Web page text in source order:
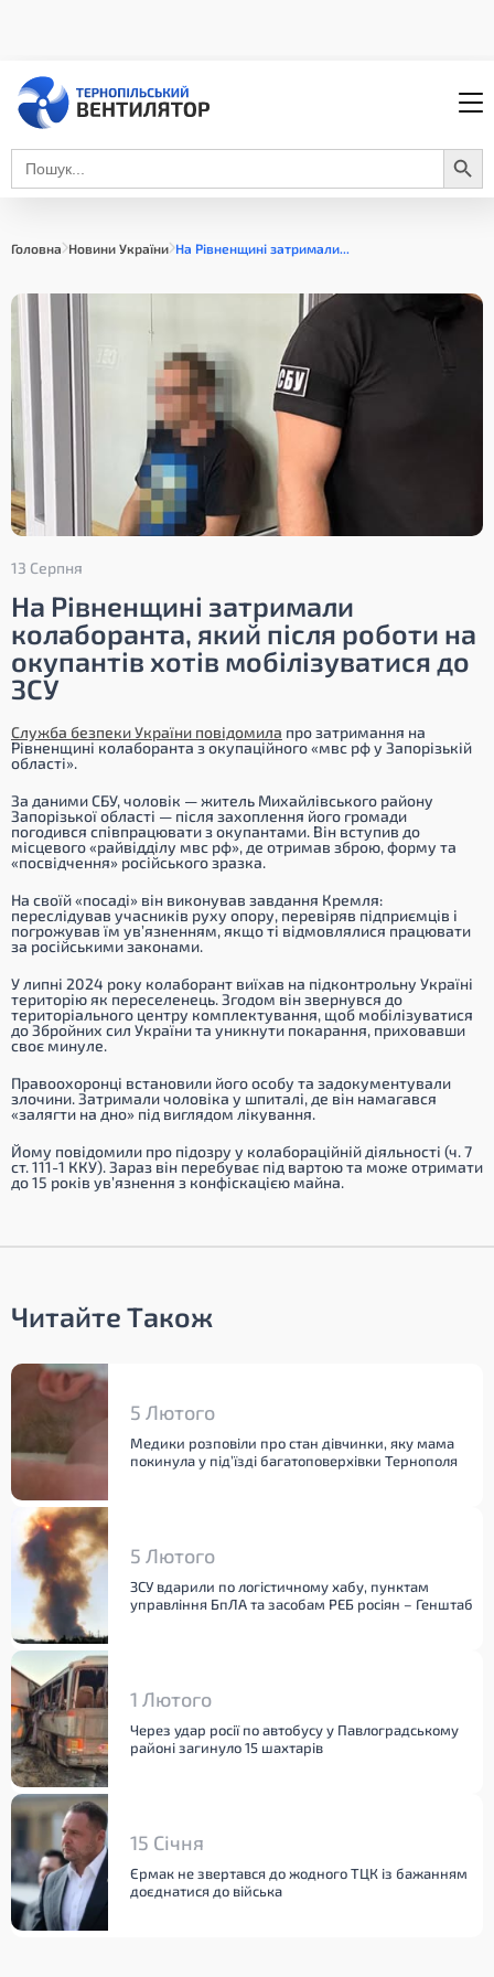
Search
for:
Search Button
Головна Новини України На Рівненщині затримали...
13 Серпня
На Рівненщині затримали
колаборанта, який після роботи на
окупантів хотів мобілізуватися до
ЗСУ
Служба безпеки України повідомила про затримання на
Рівненщині колаборанта з окупаційного «мвс рф у Запорізькій
області».
За даними СБУ, чоловік — житель Михайлівського району
Запорізької області — після захоплення його громади
погодився співпрацювати з окупантами. Він вступив до
місцевого «райвідділу мвс рф», де отримав зброю, форму та
«посвідчення» російського зразка.
На своїй «посаді» він виконував завдання Кремля:
переслідував учасників руху опору, перевіряв підприємців і
погрожував їм ув’язненням, якщо ті відмовлялися працювати
за російськими законами.
У липні 2024 року колаборант виїхав на підконтрольну Україні
територію як переселенець. Згодом він звернувся до
територіального центру комплектування, щоб мобілізуватися
до Збройних сил України та уникнути покарання, приховавши
своє минуле.
Правоохоронці встановили його особу та задокументували
злочини. Затримали чоловіка у шпиталі, де він намагався
«залягти на дно» під виглядом лікування.
Йому повідомили про підозру у колабораційній діяльності (ч. 7
ст. 111-1 ККУ). Зараз він перебуває під вартою та може отримати
до 15 років ув’язнення з конфіскацією майна.
Читайте Також
5 Лютого
Медики розповіли про стан дівчинки, яку мама
покинула у під’їзді багатоповерхівки Тернополя
5 Лютого
ЗСУ вдарили по логістичному хабу, пунктам
управління БпЛА та засобам РЕБ росіян – Генштаб
1 Лютого
Через удар росії по автобусу у Павлоградському
районі загинуло 15 шахтарів
15 Січня
Єрмак не звертався до жодного ТЦК із бажанням
доєднатися до війська